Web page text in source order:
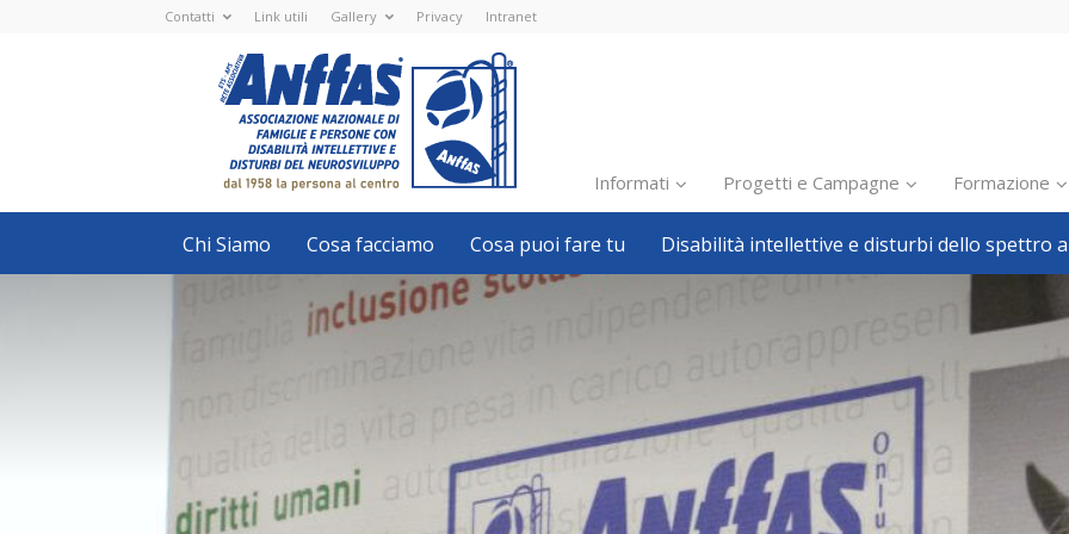
Contatti Link utili Gallery Privacy Intranet
Nazionale
ETS
-
APS
Associazione
Nazionale
di
Famiglie
e
con
disabilità
intellettive
neurosviluppo
Informati
Inclusione scolastica
Inclusione lavorativa
Politiche sociali
Pillole
Formazione
Avvisi, bandi
Welfare locale
Progetti e Campagne Formazione
Chi Siamo Cosa facciamo Cosa puoi fare tu Disabilità intellettive e disturbi dello spettro